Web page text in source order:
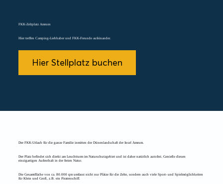
FKK-Zeltplatz Amrum
Hier treffen Camping-Liebhaber und FKK-Freunde aufeinander.
Hier Stellplatz buchen
Der FKK-Urlaub für die ganze Familie inmitten der Dünenlandschaft der Insel Amrum.
Der Platz befindet sich direkt am Leuchtturm im Naturschutzgebiet und ist daher natürlich autofrei. Genieße diesen
einzigartigen Aufenthalt in der freien Natur.
Die Gesamtfläche von ca. 80.000 qm umfasst nicht nur Plätze für die Zelte, sondern auch viele Sport- und Spielmöglichkeiten
für Klein und Groß, z.B. ein Piratenschiff.